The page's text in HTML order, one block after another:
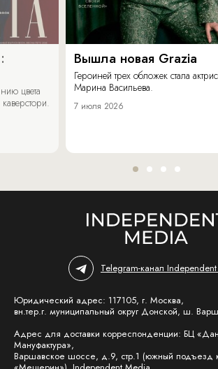
цвета
Вышла новая Grazia
Героиней трех обложек стала
Марина Васильева.
7 июля 2026
Telegram-канал
Юридический адрес: 117105, г. Москва,
вн.тер.г. муниципальный округ Донской, ш.
Адрес для доставки корреспонденции: БЦ
Мануфактура»,
Варшавское шоссе, д.9, стр.1 (южный подъезд